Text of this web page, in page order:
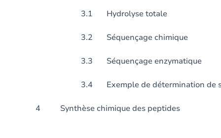
3.1 Hydrolyse totale
3.2 Séquençage chimique
3.3 Séquençage enzymatique
3.4 Exemple de détermination de
4 Synthèse chimique